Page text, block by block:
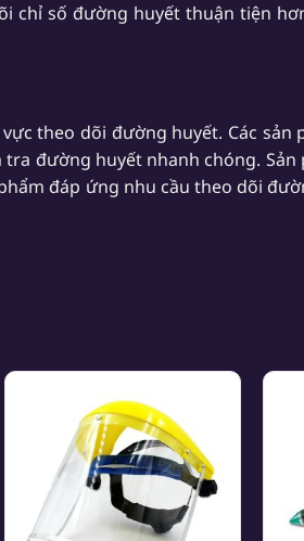
chỉ số đường huyết thuận tiện
theo dõi đường huyết. Các sản
đường huyết nhanh chóng. Sản
đáp ứng nhu cầu theo dõi